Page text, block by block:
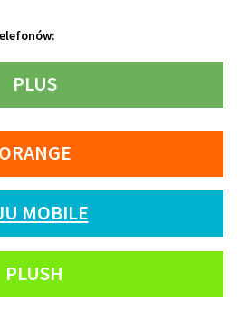
PLUS
ORANGE
MOBILE
PLUSH